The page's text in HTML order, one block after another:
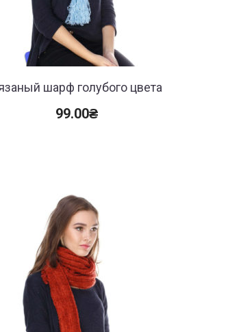
шарф голубого цвета
99.00₴